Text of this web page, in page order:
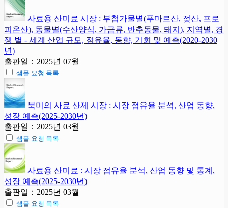
사료용 산미료 시장 : 부첨가물별(푸마르산, 젖산, 프로
피온산), 동물별(수산양식, 가금류, 반추동물, 돼지), 지역별, 경
쟁 별 - 세계 산업 규모, 점유율, 동향, 기회 및 예측(2020-2030
년)
출판일：2025년 07월
샘플 요청 목록
북미의 사료 산제 시장 : 시장 점유율 분석, 산업 동향,
성장 예측(2025-2030년)
출판일：2025년 03월
샘플 요청 목록
사료용 산미료 : 시장 점유율 분석, 산업 동향 및 통계,
성장 예측(2025-2030년)
출판일：2025년 03월
샘플 요청 목록